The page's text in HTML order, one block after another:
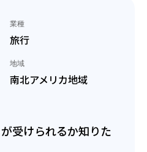
業種
旅行
地域
南北アメリカ地域
受けられるか知りた